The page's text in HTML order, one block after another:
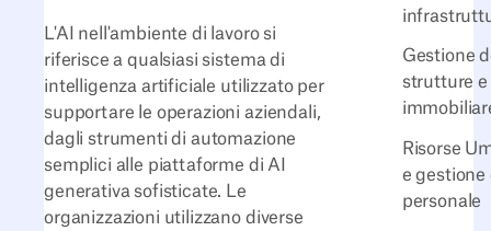
Gestione
strutture e
Risorse
e gestione
personale
L'AI nell'ambiente di lavoro si
riferisce a qualsiasi sistema di
intelligenza artificiale utilizzato per
supportare le operazioni aziendali,
dagli strumenti di automazione
semplici alle piattaforme di AI
generativa sofisticate. Le
organizzazioni utilizzano diverse